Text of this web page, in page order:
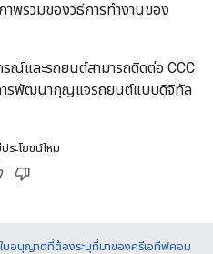
าพรวมของวิธีการทำงานของ
และรถยนต์สามารถติดต่อ CCC
ารพัฒนากุญแจรถยนต์แบบดิจิทัล
ะโยชน์ไหม
ใบอนุญาตที่ต้องระบุที่มาของครีเอทีฟคอม